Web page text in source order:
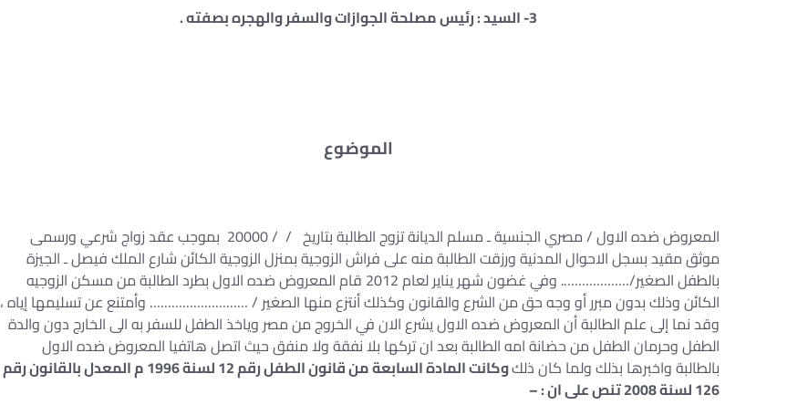
3- السيد : رئيس مصلحة الجوازات والسفر والهجره بصفته .
الموضوع
المعروض ضده الاول / مصري الجنسية ـ مسلم الديانة تزوج الطالبة بتاريخ / / 20000 بموجب عقد زواج شرعي ورسمى
موثق مقيد بسجل الاحوال المدنية ورزقت الطالبة منه على فراش الزوجية بمنزل الزوجية الكائن شارع الملك فيصل ـ الجيزة
بالطفل الصغير/………………. وفي غضون شهر يناير لعام 2012 قام المعروض ضده الاول بطرد الطالبة من مسكن الزوجيه
الكائن وذلك بدون مبرر أو وجه حق من الشرع والقانون وكذلك أنتزع منها الصغير / ……………………… وأمتنع عن تسليمها إياه ،
وقد نما إلى علم الطالبة أن المعروض ضده الاول يشرع الان في الخروج من مصر وياخذ الطفل للسفر به الى الخارج دون والدة
الطفل وحرمان الطفل من حضانة امه الطالبة بعد ان تركها بلا نفقة ولا منفق حيث اتصل هاتفيا المعروض ضده الاول
بالطالبة واخبرها بذلك ولما كان ذلك
وكانت المادة السابعة من قانون الطفل رقم 12 لسنة 1996 م المعدل بالقانون رقم
126 لسنة 2008 تنص على ان : –